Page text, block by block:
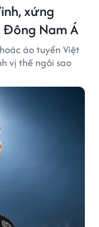
xứng
Đông Nam Á
áo tuyển Việt
vị thế ngôi sao